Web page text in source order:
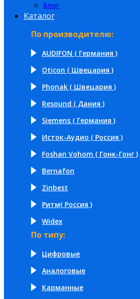
Блог
Каталог
По производителю:
AUDIFON ( Германия )
Oticon ( Швецария )
Phonak ( Швецария )
Resound ( Дания )
Siemens ( Германия )
Исток-Аудио ( Россия )
Foshan Vohom ( Гонк-Гонг )
Bernafon
Zinbest
Ритм( Россия )
Widex
По типу:
Цифровые
Аналоговые
Карманные